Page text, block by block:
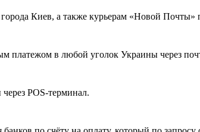
Киев, а также курьерам «Новой Почты»
платежом в любой уголок Украины через
POS-терминал.